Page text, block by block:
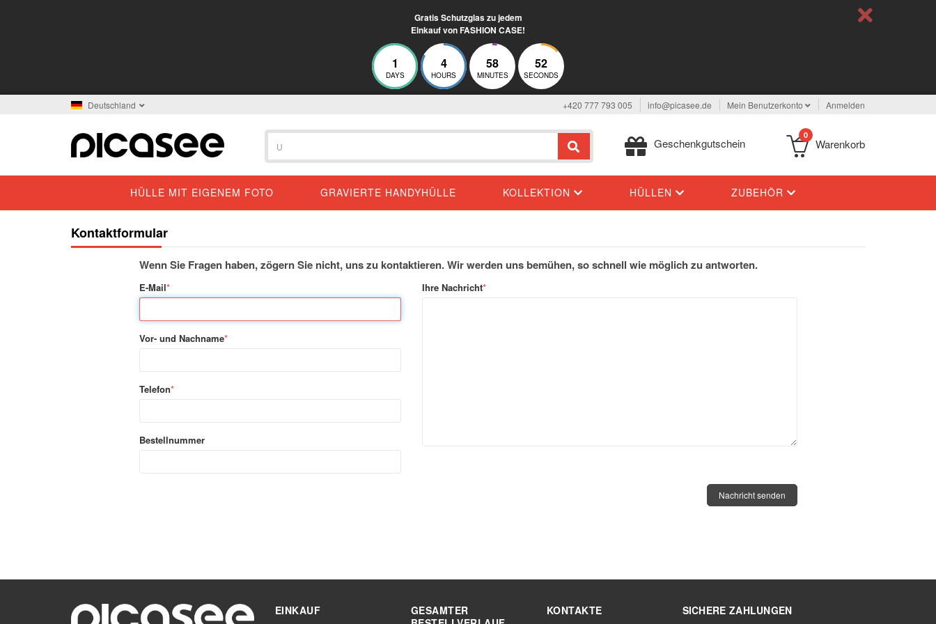
Gratis Schutzglas zu jedem
Einkauf von FASHION CASE!
1
DAYS
4
HOURS
58
MINUTES
52
SECONDS
Deutschland +420 777 793 005 info@picasee.de Mein Benutzerkonto Anmelden
Geschenkgutschein
0
Warenkorb
HÜLLE MIT EIGENEM FOTO GRAVIERTE HANDYHÜLLE KOLLEKTION HÜLLEN ZUBEHÖR
Kontaktformular
Wenn Sie Fragen haben, zögern Sie nicht, uns zu kontaktieren. Wir werden uns bemühen, so schnell wie möglich zu antworten.
E-Mail*
Vor- und Nachname*
Telefon*
Bestellnummer
Ihre Nachricht*
SICHERE ZAHLUNGEN
EINKAUF
GESAMTER
KONTAKTE